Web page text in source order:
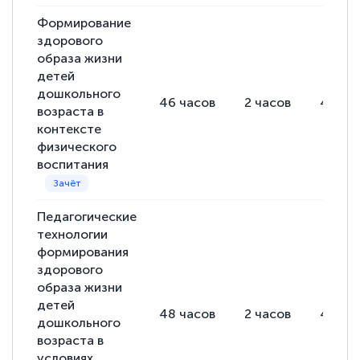
Евгения Коротких
Знаток города 2 уровня
Спасибо большое Академии! Грамотное,
вежливое сопровождение! Всё чётко и
понятно! Проходила повышение
квалификации. Ещё раз - СПАСИБО!
Елена Петрикс
Знаток города 5 уровня
11 марта 2026
Всем добрый день! Я прошла курс
повышени каалификации по
Формирование
здорового
образа жизни
детей
дошкольного
возраста в
контексте
физического
воспитания
46 часов 2 часов 44
Педагогические
технологии
формирования
здорового
образа жизни
детей
дошкольного
возраста в
48 часов 2 часов 46